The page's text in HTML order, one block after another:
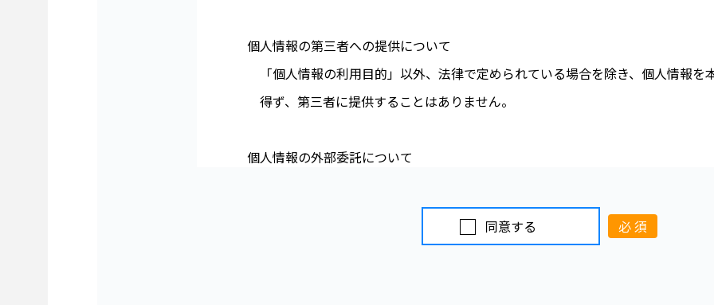
個人情報の第三者への提供について
「個人情報の利用目的」以外、法律で定められている場合を除き、個人情報を
得ず、第三者に提供することはありません。
個人情報の外部委託について
委託にあたっては、十分な個人情報の保護水準を満たしている者を選定し、委託
同意する 必 須